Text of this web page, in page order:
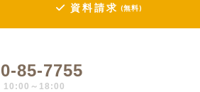
資料請求 (無料)
85-7755
～18:00